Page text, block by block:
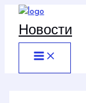
Перейти
содержимому
Новости